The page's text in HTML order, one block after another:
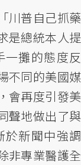
川普自己抓藥
是總統本人提
一攤的態度反
不同的美國媒
會再度引發美
聲地做出了與
於新聞中強調
非專業醫護全